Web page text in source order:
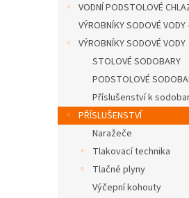
VODNÍ PODSTOLOVÉ
VÝROBNÍKY SODOVÉ VODY
VÝROBNÍKY SODOVÉ VODY
STOLOVÉ SODOBARY
PODSTOLOVÉ
Příslušenství k
PŘÍSLUŠENSTVÍ
Naražeče
Tlakovací technika
Tlačné plyny
Výčepní kohouty